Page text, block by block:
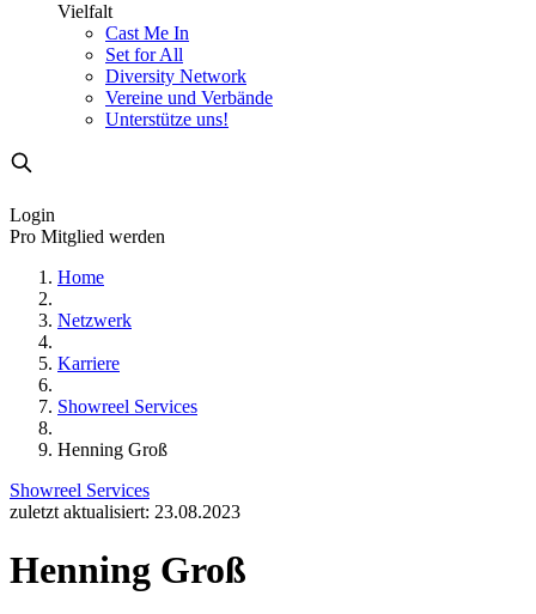
Vielfalt
Cast Me In
Set for All
Diversity Network
Vereine und Verbände
Unterstütze uns!
Login
Pro Mitglied werden
Home
Netzwerk
Karriere
Showreel Services
Henning Groß
Showreel Services
zuletzt aktualisiert: 23.08.2023
Henning Groß